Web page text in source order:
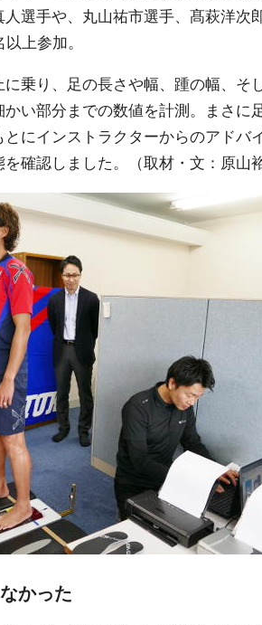
選手や、丸山祐市選手、髙萩洋次
上参加。
乗り、足の長さや幅、踵の幅、そ
い部分までの数値を計測。まさに
にインストラクターからのアドバ
確認しました。（取材・文：原山裕
かった
ふくらはぎの張
ジュニアレッグリ